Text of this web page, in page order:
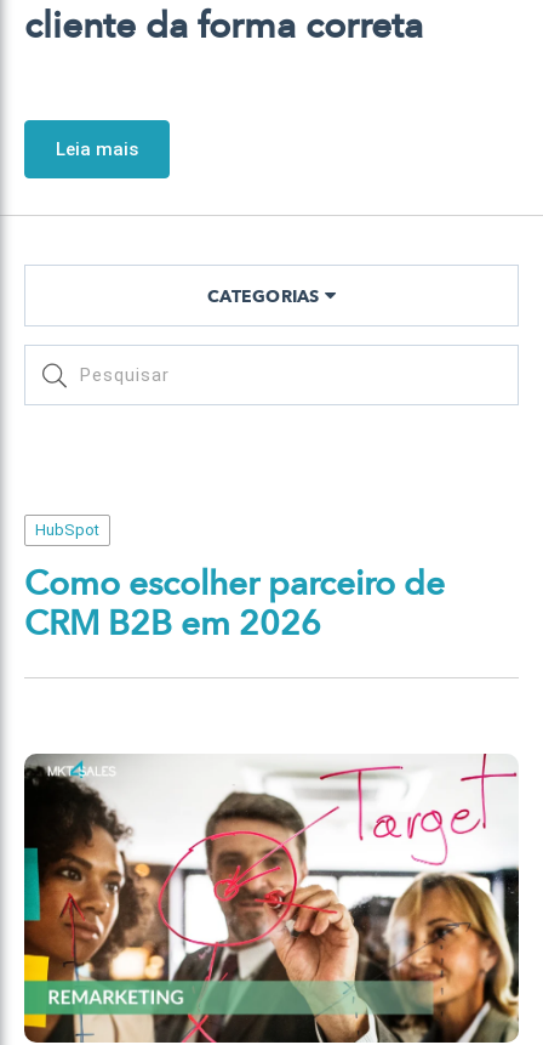
cliente da forma correta
Leia mais
CATEGORIAS
HubSpot
Como escolher parceiro de
CRM B2B em 2026